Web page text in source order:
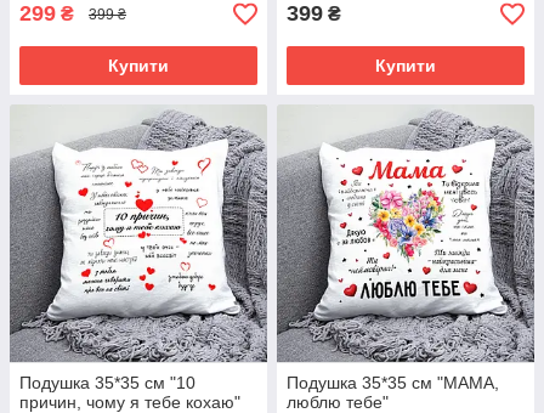
299 ₴ 399 ₴
Купити
399 ₴
Купити
Подушка 35*35 см "10
причин, чому я тебе кохаю"
Подушка 35*35 см "МАМА,
люблю тебе"